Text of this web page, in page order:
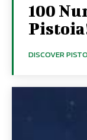
100
DISCOVER